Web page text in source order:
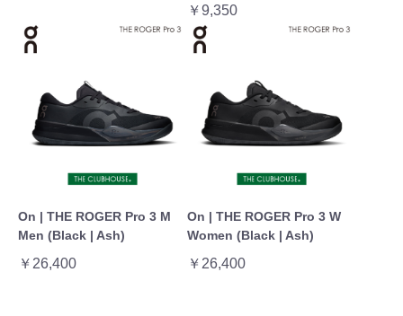
￥9,350
On | THE ROGER Pro 3 M
Men (Black | Ash)
￥26,400
On | THE ROGER Pro 3 W
Women (Black | Ash)
￥26,400